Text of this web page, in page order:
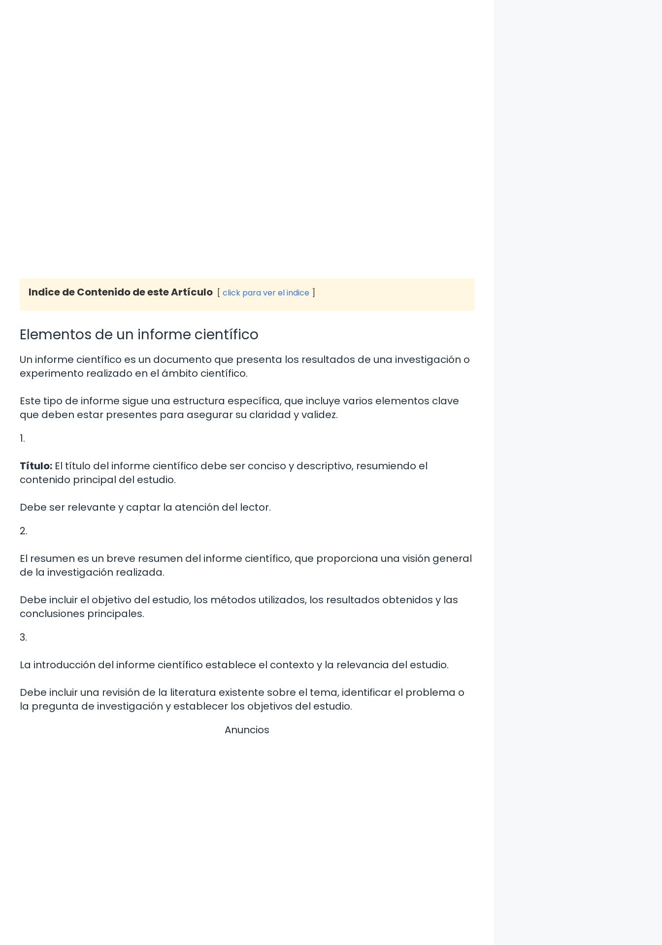
Indice de Contenido de este Artículo click para ver el indice
Elementos de un informe científico
Un informe científico es un documento que presenta los resultados de una investigación o
experimento realizado en el ámbito científico.
Este tipo de informe sigue una estructura específica, que incluye varios elementos clave
que deben estar presentes para asegurar su claridad y validez.
1.
Título: El título del informe científico debe ser conciso y descriptivo, resumiendo el
contenido principal del estudio.
Debe ser relevante y captar la atención del lector.
2.
El resumen es un breve resumen del informe científico, que proporciona una visión general
de la investigación realizada.
Debe incluir el objetivo del estudio, los métodos utilizados, los resultados obtenidos y las
conclusiones principales.
3.
La introducción del informe científico establece el contexto y la relevancia del estudio.
Debe incluir una revisión de la literatura existente sobre el tema, identificar el problema o
la pregunta de investigación y establecer los objetivos del estudio.
Anuncios